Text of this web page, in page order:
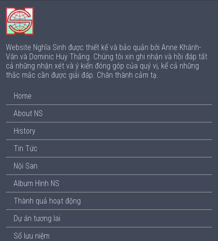
Website Nghĩa Sinh được thiết kế và bảo quản bởi Anne Khánh-
Vân và Dominic Huy Thắng. Chúng tôi xin ghi nhận và hồi đáp tất
cả những nhận xét và ý kiến đóng góp của quý vị, kể cả những
thắc mắc cần được giải đáp. Chân thành cảm tạ.
Home
About NS
History
Tin Tức
Nội San
Album Hình NS
Thành quả hoạt động
Dự án tương lai
Sổ lưu niệm